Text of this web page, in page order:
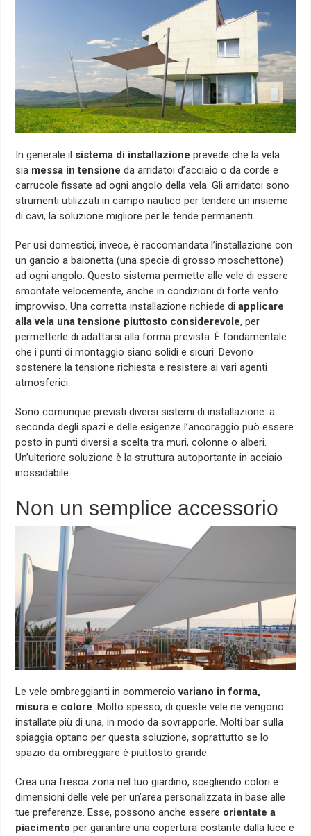
In generale il sistema di installazione prevede che la vela
sia messa in tensione da arridatoi d’acciaio o da corde e
carrucole fissate ad ogni angolo della vela. Gli arridatoi sono
strumenti utilizzati in campo nautico per tendere un insieme
di cavi, la soluzione migliore per le tende permanenti.
Per usi domestici, invece, è raccomandata l’installazione con
un gancio a baionetta (una specie di grosso moschettone)
ad ogni angolo. Questo sistema permette alle vele di essere
smontate velocemente, anche in condizioni di forte vento
improvviso.Una corretta installazione richiede diapplicare
alla vela una tensione piuttosto considerevole, per
permetterle di adattarsi alla forma prevista.È fondamentale
che i punti di montaggio siano solidi e sicuri. Devono
sostenere la tensione richiesta e resistere ai vari agenti
atmosferici.
Sono comunque previsti diversi sistemi di installazione: a
seconda degli spazi e delle esigenze l’ancoraggio può essere
posto in punti diversi a scelta tra muri, colonne o alberi.
Un’ulteriore soluzione è la struttura autoportante in acciaio
inossidabile.
Non un semplice accessorio
Le vele ombreggianti in commerciovariano in forma,
misura e colore. Molto spesso, di queste vele ne vengono
installate più di una, in modo da sovrapporle. Molti bar sulla
spiaggia optano per questa soluzione, soprattutto se lo
spazio da ombreggiare è piuttosto grande.
Crea una fresca zona nel tuo giardino, scegliendo colori e
dimensioni delle vele per un’area personalizzata in base alle
tue preferenze. Esse, possono anche essere orientate a
piacimento per garantire una copertura costante dalla luce e